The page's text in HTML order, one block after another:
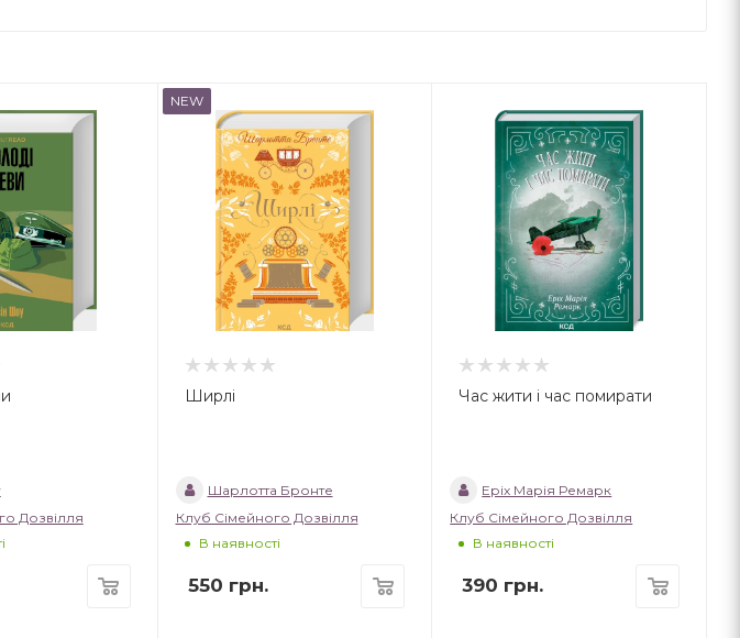
Дозвілля
NEW
Ширлі
Шарлотта Бронте
Клуб Сімейного Дозвілля
В наявності
550 грн.
Час жити і час помирати
Еріх Марія Ремарк
Клуб Сімейного Дозвілля
В наявності
390 грн.